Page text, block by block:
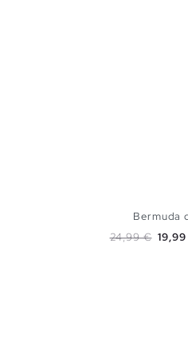
Bermuda
Precio base
24,99 € Precio